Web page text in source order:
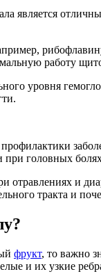
является
работу
уровня
профилактики
при головных
и
тракта и
фрукт, то важно
и их узкие